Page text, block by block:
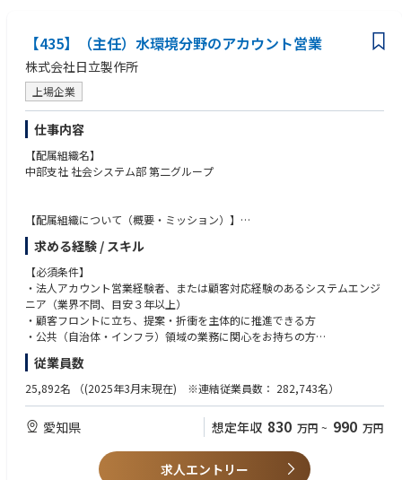
【組織体制】
・財務：約9名（※本ポジションの配属先想定）／経理：約30名（名古屋
側）
【仕事の魅力について】
本ポジションは、グループ統合直後の変革フェーズにおいて、税務機能を
ゼロから構築していく中核的な役割を担うポジションです。グループ全体
の税務体制を自ら設計できる高い裁量のもと、外部専門家と連携しながら
きる環境です。
・幅広い税務領域に挑戦できる方
・外部専門家を使いこなせる方（丸投げしない）
・自ら課題を定義し仕組み化できる方
・「組織を作る」意識を持てる方
・長期的に事業会社で価値発揮したい方
【435】（主任）水環境分野のアカウント営業
株式会社日立製作所
上場企業
仕事内容
【配属組織名】
中部支社 社会システム部 第二グループ
【配属組織について（概要・ミッション）】
【概要】
水環境事業関連のエリアアカウント営業で、主な担当顧客は中部地区県下
自治体（水道・下水道、河川、港湾関連等の部局）及び道路会社となりま
す。
【ミッション】
老朽化・高度化が進むインフラ設備更新市場において、地域課題に寄り添
い、案件を勝ち取るフロント営業業務です。主な実務としては、浄水場・
速道路向け道路施設管制システム等の新設・更新提案～引合い～入札契約
～施工管理～検収入金までの一連の業務を社内関連部署と協力しながら担
当して頂きます。
【携わる事業・ビジネス・サービス・製品など】
上下水道監視制御システム（安心・安全・効率的な水環境システムの基盤
求める経験 / スキル
【必須条件】
・法人アカウント営業経験者、または顧客対応経験のあるシステムエンジ
ニア（業界不問、目安３年以上）
・顧客フロントに立ち、提案・折衝を主体的に推進できる方
・公共（自治体・インフラ）領域の業務に関心をお持ちの方
・Word、Excel、Powerpoint等の基本的なPC利用経験者
【歓迎条件】
・官公庁、道路会社、上下水道関連インフラ事業の営業経験者
・IT全般の知識を有する事
・一級電気工事施工管理技士、監理技術者資格者証（電気または電気通
信）、その他建設業の資格
・（AT可）普通自動車運転免許を持っている方
従業員数
25,892名 （(2025年3月末現在) ※連結従業員数： 282,743名）
愛知県 想定年収 830 万円 ~ 990 万円
求人エントリー